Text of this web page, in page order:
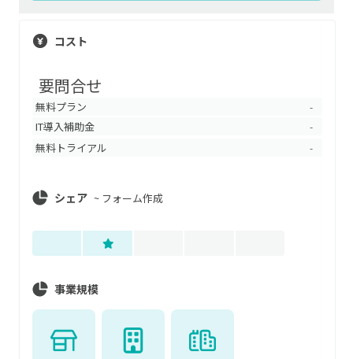
コスト
要問合せ
無料プラン -
IT導入補助金 -
無料トライアル -
シェア ~ フォーム作成
事業規模